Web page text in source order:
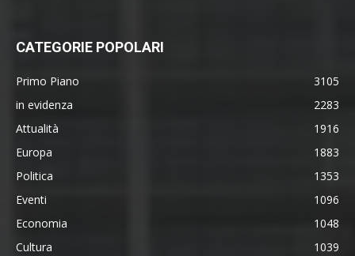
CATEGORIE POPOLARI
Primo Piano
3105
in evidenza
2283
Attualità
1916
Europa
1883
Politica
1353
Eventi
1096
Economia
1048
Cultura
1039